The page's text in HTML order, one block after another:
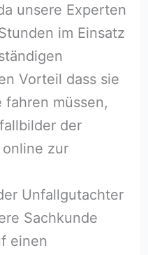
unsere Experten
im Einsatz
Vorteil dass sie
müssen,
der
zur
Unfallgutachter
Sachkunde
einen